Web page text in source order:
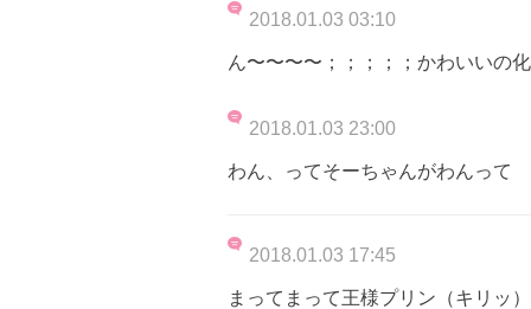
2018.01.03 03:10
ん〜〜〜〜；；；；；かわいいの
2018.01.03 23:00
わん、ってそーちゃんがわんって
2018.01.03 17:45
まってまって王様プリン（キリッ